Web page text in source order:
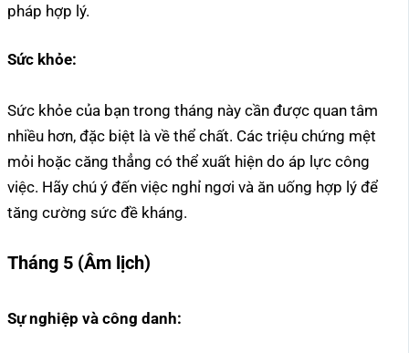
pháp hợp lý.
Sức khỏe:
Sức khỏe của bạn trong tháng này cần được quan tâm
nhiều hơn, đặc biệt là về thể chất. Các triệu chứng mệt
mỏi hoặc căng thẳng có thể xuất hiện do áp lực công
việc. Hãy chú ý đến việc nghỉ ngơi và ăn uống hợp lý để
tăng cường sức đề kháng.
Tháng 5 (Âm lịch)
Sự nghiệp và công danh: